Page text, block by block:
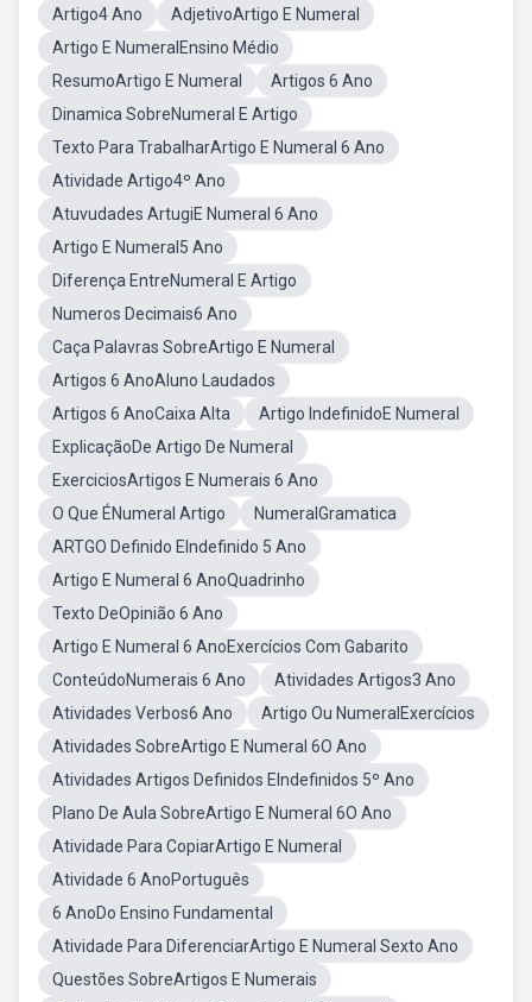
Artigo4 Ano
AdjetivoArtigo E Numeral
Artigo E NumeralEnsino Médio
ResumoArtigo E Numeral
Artigos 6 Ano
Dinamica SobreNumeral E Artigo
Texto Para TrabalharArtigo E Numeral 6 Ano
Atividade Artigo4º Ano
Atuvudades ArtugiE Numeral 6 Ano
Artigo E Numeral5 Ano
Diferença EntreNumeral E Artigo
Numeros Decimais6 Ano
Caça Palavras SobreArtigo E Numeral
Artigos 6 AnoAluno Laudados
Artigos 6 AnoCaixa Alta
Artigo IndefinidoE Numeral
ExplicaçãoDe Artigo De Numeral
ExerciciosArtigos E Numerais 6 Ano
O Que ÉNumeral Artigo
NumeralGramatica
ARTGO Definido EIndefinido 5 Ano
Artigo E Numeral 6 AnoQuadrinho
Texto DeOpinião 6 Ano
Artigo E Numeral 6 AnoExercícios Com Gabarito
ConteúdoNumerais 6 Ano
Atividades Artigos3 Ano
Atividades Verbos6 Ano
Artigo Ou NumeralExercícios
Atividades SobreArtigo E Numeral 6O Ano
Atividades Artigos Definidos EIndefinidos 5º Ano
Plano De Aula SobreArtigo E Numeral 6O Ano
Atividade Para CopiarArtigo E Numeral
Atividade 6 AnoPortuguês
6 AnoDo Ensino Fundamental
Atividade Para DiferenciarArtigo E Numeral Sexto Ano
Questões SobreArtigos E Numerais